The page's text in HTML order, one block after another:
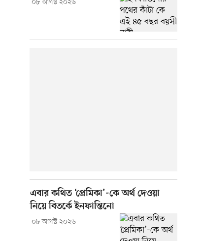
০৮ আগস্ট ২০২৬
এবার কথিত ‘প্রেমিকা’-কে অর্থ দেওয়া
নিয়ে বিতর্কে ইনফান্তিনো
০৮ আগস্ট ২০২৬